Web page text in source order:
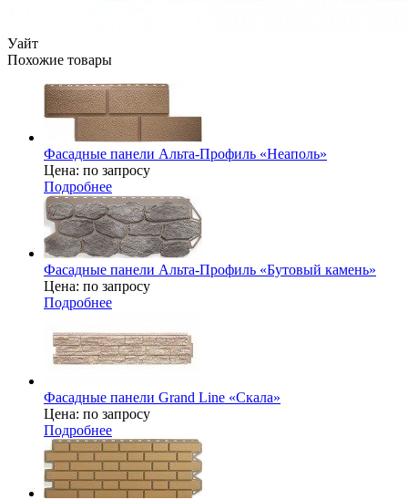
Уайт
Похожие товары
Фасадные панели Альта-Профиль «Неаполь»
Цена: по запросу
Подробнее
Фасадные панели Альта-Профиль «Бутовый камень»
Цена: по запросу
Подробнее
Фасадные панели Grand Line «Скала»
Цена: по запросу
Подробнее